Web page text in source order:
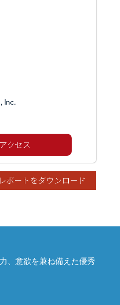
Inc.
、意欲を兼ね備えた優秀